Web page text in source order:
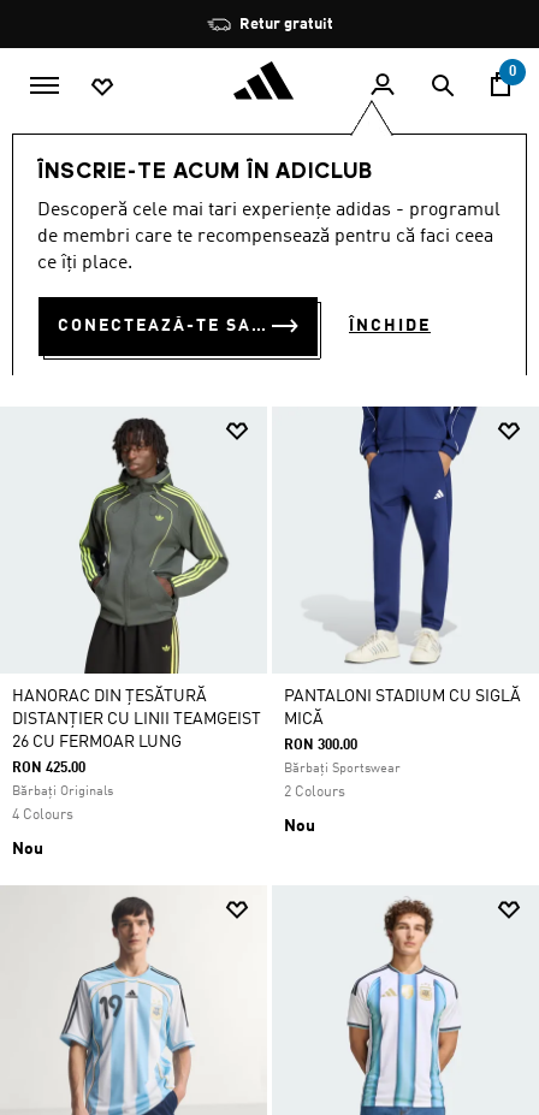
Oprește
rotația
Retur gratuit
0
ÎNSCRIE-TE ACUM ÎN ADICLUB
Descoperă cele mai tari experiențe adidas - programul
de membri care te recompensează pentru că faci ceea
ce îți place.
CONECTEAZĂ-TE SAU ÎNSCRIE-TE ACUM ÎNCHIDE
BĂRBAȚI ÎMBRĂCĂMINTE
ÎMBRĂCĂMINTE (5163)
HANORAC DIN ȚESĂTURĂ
DISTANȚIER CU LINII TEAMGEIST
26 CU FERMOAR LUNG
RON 425.00
Bărbați Originals
4 Colours
Nou
PANTALONI STADIUM CU SIGLĂ
MICĂ
RON 300.00
Bărbați Sportswear
2 Colours
Nou